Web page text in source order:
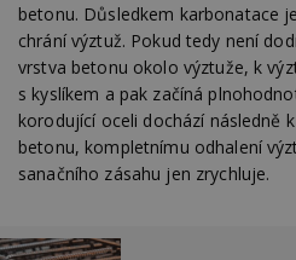
betonu. Důsledkem karbonatace
chrání výztuž. Pokud tedy není
vrstva betonu okolo výztuže, k
s kyslíkem a pak začíná
korodující oceli dochází následně
betonu, kompletnímu odhalení
sanačního zásahu jen zrychluje.